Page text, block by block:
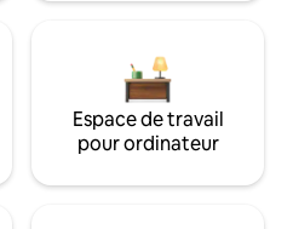
Espace de travail
pour ordinateur